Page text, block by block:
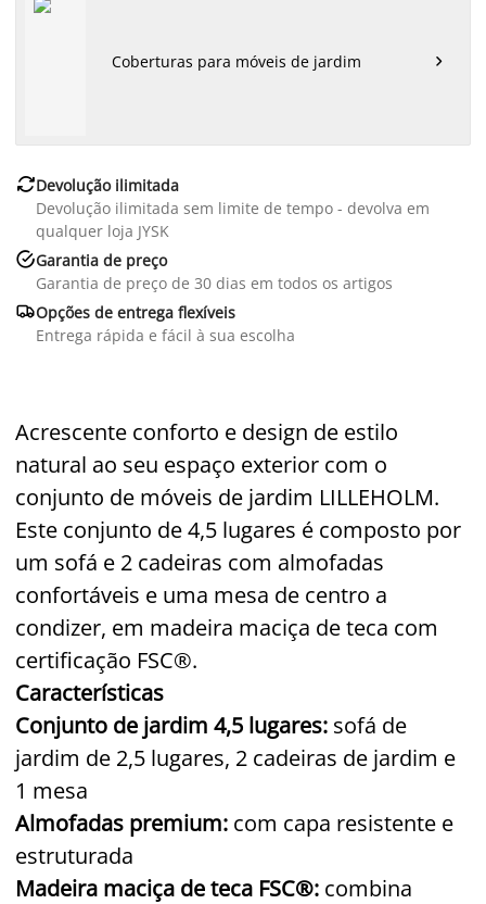
Coberturas para móveis de jardim 
Devolução ilimitada
Devolução ilimitada sem limite de tempo - devolva em
qualquer loja JYSK
Garantia de preço
Garantia de preço de 30 dias em todos os artigos
Opções de entrega flexíveis
Entrega rápida e fácil à sua escolha
Acrescente conforto e design de estilo
natural ao seu espaço exterior com o
conjunto de móveis de jardim LILLEHOLM.
Este conjunto de 4,5 lugares é composto por
um sofá e 2 cadeiras com almofadas
confortáveis e uma mesa de centro a
condizer, em madeira maciça de teca com
certificação FSC®.
Características
Conjunto de jardim 4,5 lugares: sofá de
jardim de 2,5 lugares, 2 cadeiras de jardim e
1 mesa
Almofadas premium: com capa resistente e
estruturada
Madeira maciça de teca FSC®: combina